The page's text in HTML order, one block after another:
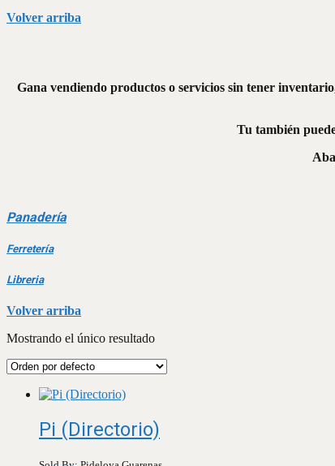
Volver arriba
Gana vendiendo productos o servicios sin tener
Tu también
Panadería
Ferretería
Libreria
Volver arriba
Mostrando el único resultado
Pi (Directorio)